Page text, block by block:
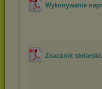
Wykonywanie
Znacznik stolarski